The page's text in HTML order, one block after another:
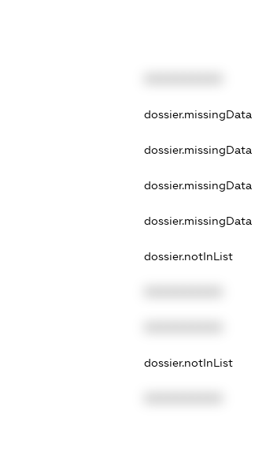
dossier.missingData
dossier.missingData
dossier.missingData
dossier.missingData
dossier.notInList
dossier.notInList